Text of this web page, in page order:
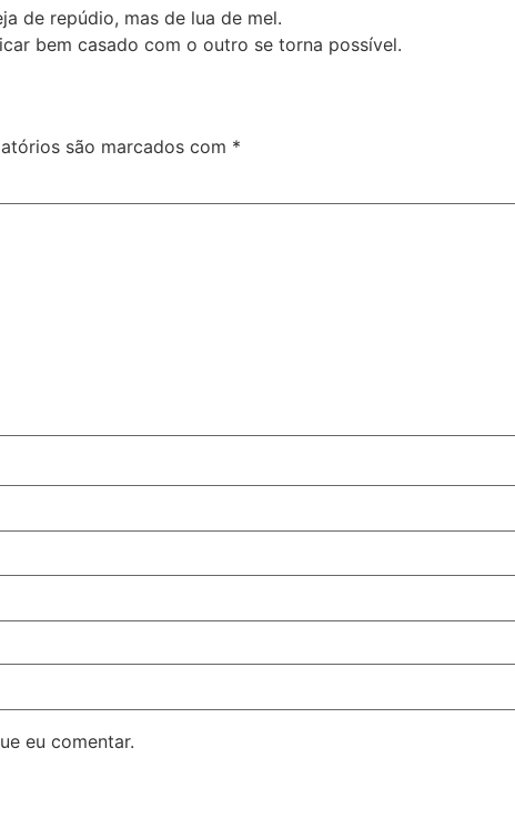
de repúdio, mas de lua de mel.
bem casado com o outro se torna possível.
são marcados com *
eu comentar.